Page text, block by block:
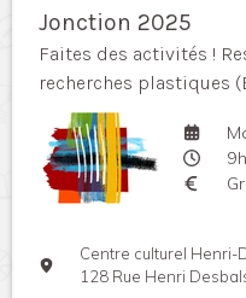
Jonction 2025
Faites des activités !
recherches plastiques
Centre culturel Henri-
128 Rue Henri